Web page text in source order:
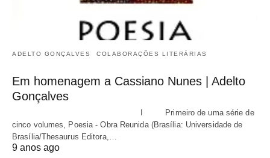
ADELTO GONÇALVES COLABORAÇÕES LITERÁRIAS
Em homenagem a Cassiano Nunes | Adelto
Gonçalves
I Primeiro de uma série de
cinco volumes, Poesia - Obra Reunida (Brasília: Universidade de
Brasília/Thesaurus Editora,…
9 anos ago